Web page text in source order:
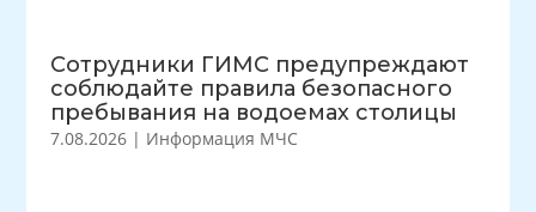
Сотрудники ГИМС предупреждают
соблюдайте правила безопасного
пребывания на водоемах столицы
7.08.2026 | Информация МЧС